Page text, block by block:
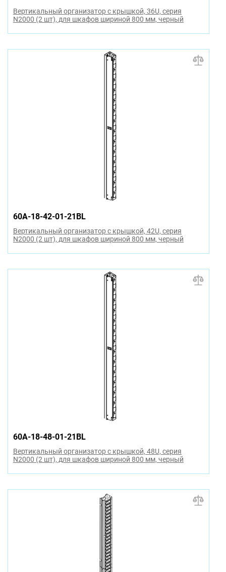
Вертикальный организатор с крышкой, 36U, серия
N2000 (2 шт), для шкафов шириной 800 мм, черный
60A-18-42-01-21BL
Вертикальный организатор с крышкой, 42U, серия
N2000 (2 шт), для шкафов шириной 800 мм, черный
60A-18-48-01-21BL
Вертикальный организатор с крышкой, 48U, серия
N2000 (2 шт), для шкафов шириной 800 мм, черный